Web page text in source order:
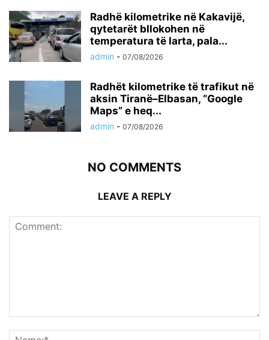
Radhë kilometrike në Kakavijë,
qytetarët bllokohen në
temperatura të larta, pala...
admin - 07/08/2026
Radhët kilometrike të trafikut në
aksin Tiranë–Elbasan, “Google
Maps” e heq...
admin - 07/08/2026
NO COMMENTS
LEAVE A REPLY